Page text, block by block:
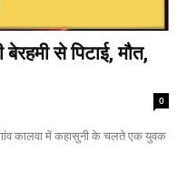
से पिटाई, मौत,
0
कालवा में कहासुनी के चलते एक युवक